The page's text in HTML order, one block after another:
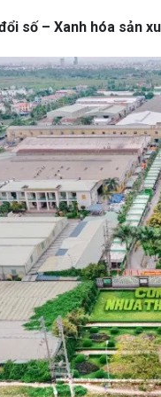
số – Xanh hóa sản